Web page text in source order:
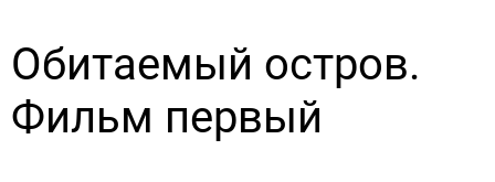
Обитаемый остров.
Фильм первый